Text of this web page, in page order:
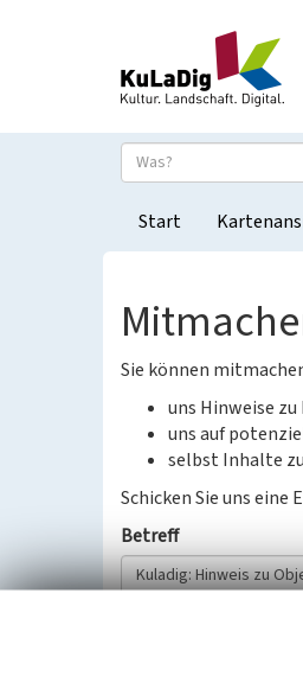
Start
Sie können
uns Hinweise
uns auf
selbst Inhalte
Schicken Sie uns eine
Betreff